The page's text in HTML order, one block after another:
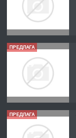
ПРЕДЛАГА
ПРЕДЛАГА